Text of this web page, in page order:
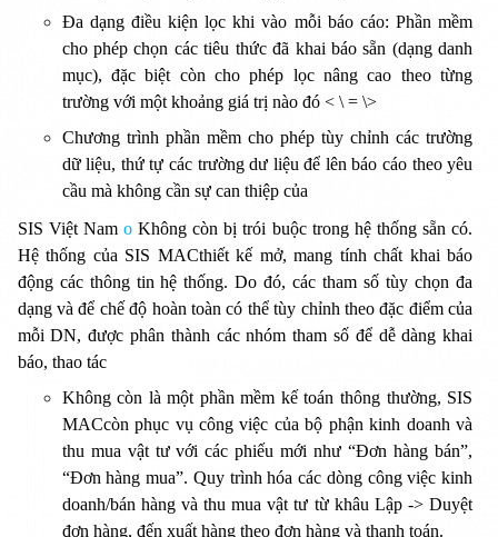
Đa dạng điều kiện lọc khi vào mỗi báo cáo: Phần mềm
cho phép chọn các tiêu thức đã khai báo sẵn (dạng danh
mục), đặc biệt còn cho phép lọc nâng cao theo từng
trường với một khoảng giá trị nào đó < \ = \>
Chương trình phần mềm cho phép tùy chỉnh các trường
dữ liệu, thứ tự các trường dư liệu để lên báo cáo theo yêu
cầu mà không cần sự can thiệp của
SIS Việt Nam o Không còn bị trói buộc trong hệ thống sẵn có.
Hệ thống của SIS MACthiết kế mở, mang tính chất khai báo
động các thông tin hệ thống. Do đó, các tham số tùy chọn đa
dạng và để chế độ hoàn toàn có thể tùy chỉnh theo đặc điểm của
mỗi DN, được phân thành các nhóm tham số để dễ dàng khai
báo, thao tác
Không còn là một phần mềm kế toán thông thường, SIS
MACcòn phục vụ công việc của bộ phận kinh doanh và
thu mua vật tư với các phiếu mới như “Đơn hàng bán”,
“Đơn hàng mua”. Quy trình hóa các dòng công việc kinh
doanh/bán hàng và thu mua vật tư từ khâu Lập -> Duyệt
đơn hàng, đến xuất hàng theo đơn hàng và thanh toán.